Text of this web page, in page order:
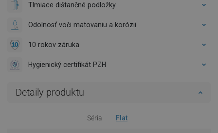
Tlmiace dištančné podložky
Odolnosť voči matovaniu a korózii
10 rokov záruka
Hygienický certifikát PZH
Detaily produktu
Séria Flat